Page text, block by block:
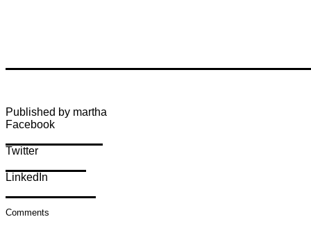
Published by martha
Facebook
Twitter
LinkedIn
Comments